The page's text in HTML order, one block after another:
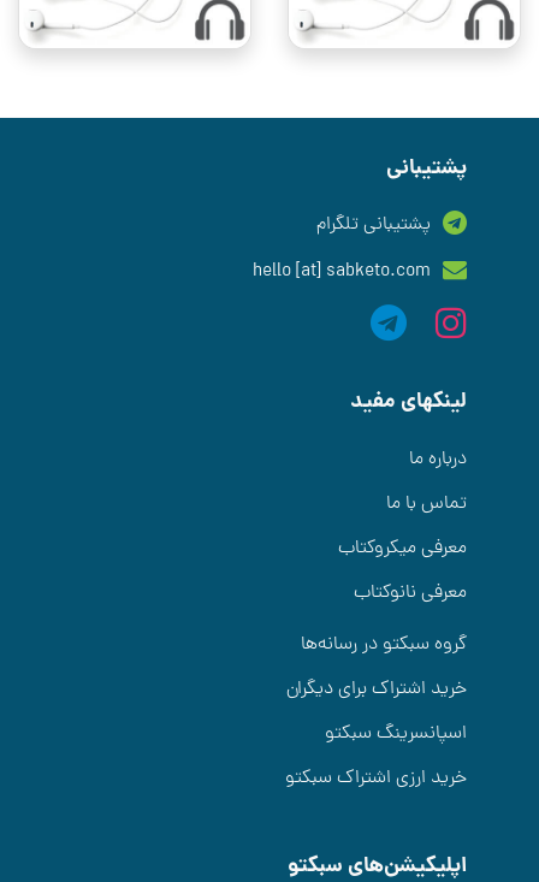
پشتیبانی
پشتیبانی تلگرام
hello [at] sabketo.com
لینکهای مفید
درباره ما
تماس با ما
معرفی میکروکتاب
معرفی نانوکتاب
گروه سبکتو در رسانه‌ها
خرید اشتراک برای دیگران
اسپانسرینگ سبکتو
خرید ارزی اشتراک سبکتو
اپلیکیشن‌های سبکتو